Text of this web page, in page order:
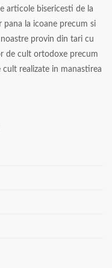
articole bisericesti de la
la icoane precum si
provin din tari cu
de cult ortodoxe precum
cult realizate in manastirea